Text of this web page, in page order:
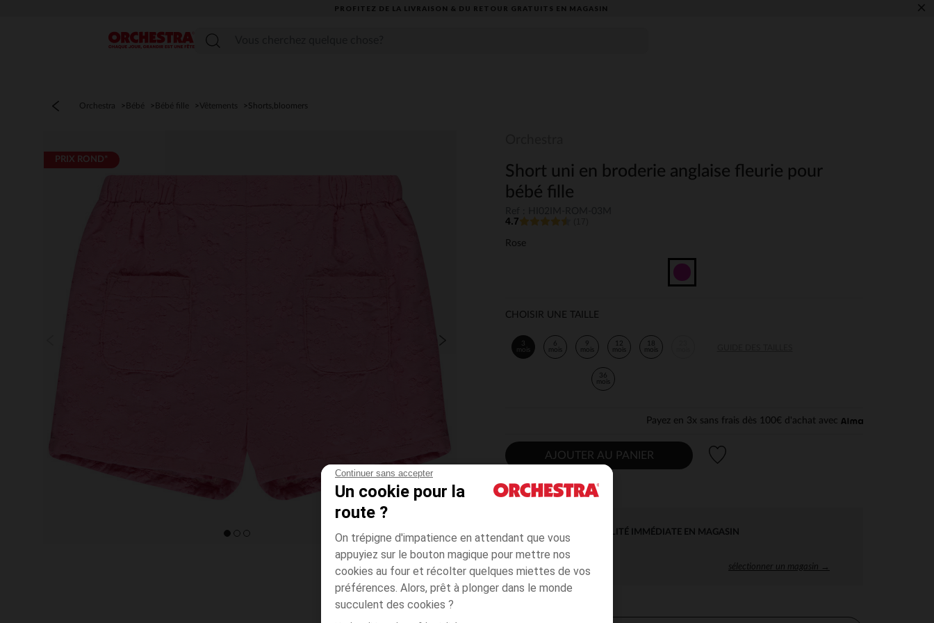
Continuer sans accepter
Un cookie pour la
route ?
On trépigne d'impatience en attendant que vous
appuyiez sur le bouton magique pour mettre nos
cookies au four et récolter quelques miettes de vos
préférences. Alors, prêt à plonger dans le monde
succulent des cookies ?
PROFITEZ DE LA LIVRAISON & DU RETOUR GRATUITS EN MAGASIN​ ×
Menu
Orchestra Bébé Bébé fille Vêtements Shorts,bloomers
PRIX ROND*
Short uni en broderie anglaise fleurie pour
bébé fille
4.7
Rose
CHOISIR UNE TAILLE
3
mois
6
mois
9
mois
12
mois
18
mois
36
mois
Payez en 3x sans frais dès 100€ d'achat avec
AJOUTER AU PANIER
DISPONIBILITÉ IMMÉDIATE EN MAGASIN
sélectionner un magasin →